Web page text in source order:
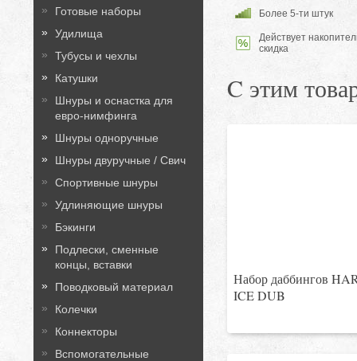
Готовые наборы
Удилища
Тубусы и чехлы
Катушки
Шнуры и оснастка для
евро-нимфинга
Шнуры одноручные
Шнуры двуручные / Свич
Спортивные шнуры
Удлиняющие шнуры
Бэкинги
Подлески, сменные
концы, вставки
Поводковый материал
Колечки
Коннекторы
Вспомогательные
Более 5-ти штук
Действует
скидка
C этим
Набор даббингов
ICE DUB